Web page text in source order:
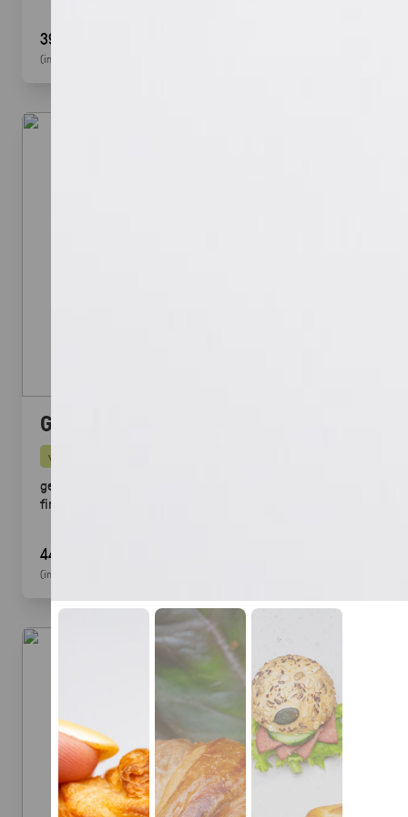
39,90 €
(inkl. MwSt.)
Gegrillte Halloumi Veggie (24 Stück)
vegetarisch
gegrillter Halloumi mit mediterranem Gemüse ·
fingerfood
44,90 €
(inkl. MwSt.)